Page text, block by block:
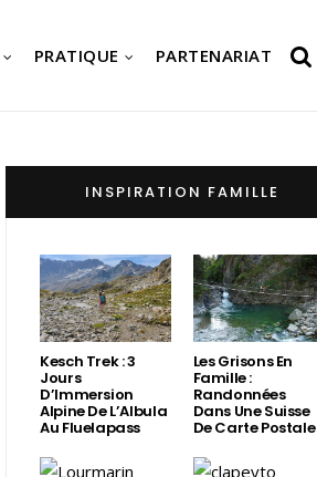
PRATIQUE PARTENARIAT
INSPIRATION FAMILLE
Kesch Trek : 3
Jours
D’Immersion
Alpine De L’Albula
Au Fluelapass
Les Grisons En
Famille :
Randonnées
Dans Une Suisse
De Carte Postale